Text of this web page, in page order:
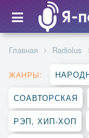
Главная Radiolus
ЖАНРЫ:
СОАВТОРСКАЯ
РЭП, ХИП-ХОП